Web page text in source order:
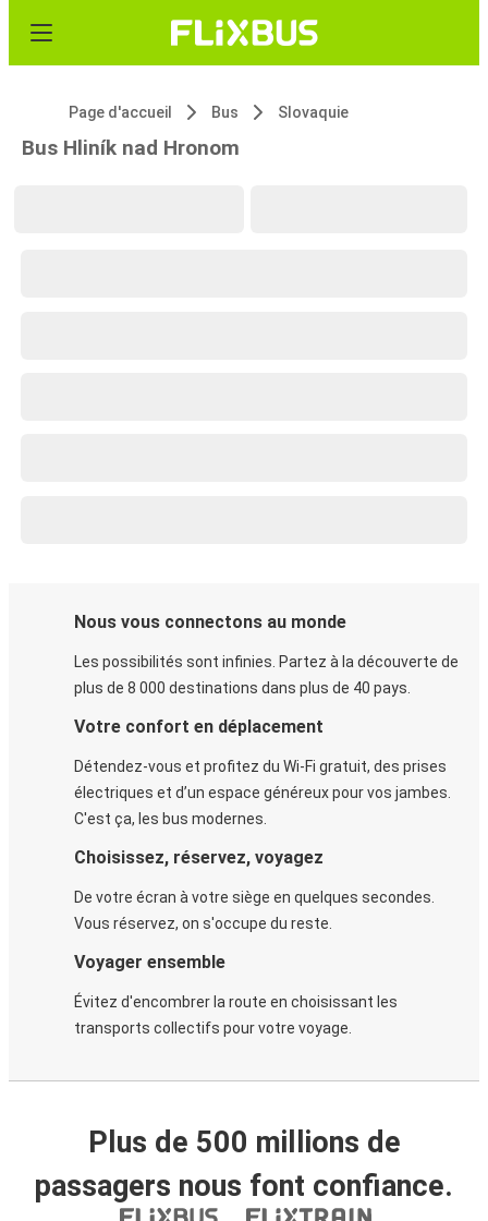
Page d'accueil Bus Slovaquie
Bus Hliník nad Hronom
Nous vous connectons au monde
Les possibilités sont infinies. Partez à la découverte de
plus de 8 000 destinations dans plus de 40 pays.
Votre confort en déplacement
Détendez-vous et profitez du Wi-Fi gratuit, des prises
électriques et d’un espace généreux pour vos jambes.
C'est ça, les bus modernes.
Choisissez, réservez, voyagez
De votre écran à votre siège en quelques secondes.
Vous réservez, on s'occupe du reste.
Voyager ensemble
Évitez d'encombrer la route en choisissant les
transports collectifs pour votre voyage.
Plus de 500 millions de
passagers nous font confiance.